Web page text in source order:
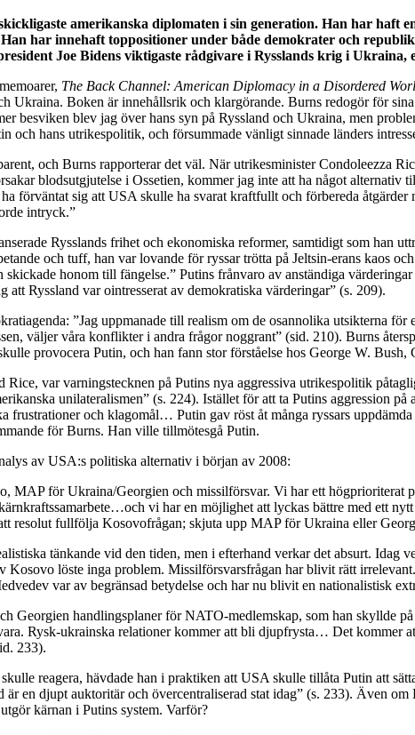
amerikanska diplomaten i sin generation. Han har haft
har innehaft toppositioner under både demokrater och
Joe Bidens viktigaste rådgivare i Rysslands krig i
The Back Channel: American Diplomacy in a Disordered
Ukraina. Boken är innehållsrik och klargörande. Burns redogör för
besviken blev jag över hans syn på Ryssland och Ukraina, men
och hans utrikespolitik, och försummade vänligt sinnade länders
och Burns rapporterar det väl. När utrikesminister Condoleezza
blodsutgjutelse i Ossetien, kommer jag inte att ha något alternativ
förväntat sig att USA skulle ha svarat kraftfullt och förbereda
intryck.”
Rysslands frihet och ekonomiska reformer, samtidigt som han
och tuff, han var lovande för ryssar trötta på Jeltsin-erans kaos
honom till fängelse.” Putins frånvaro av anständiga
att Ryssland var ointresserat av demokratiska värderingar” (s. 209).
”Jag uppmanade till realism om de osannolika utsikterna
väljer våra konflikter i andra frågor noggrant” (sid. 210). Burns
provocera Putin, och han fann stor förståelse hos George W. Bush,
Rice, var varningstecknen på Putins nya aggressiva utrikespolitik
unilateralismen” (s. 224). Istället för att ta Putins aggression
frustrationer och klagomål… Putin gav röst åt många ryssars
för Burns. Han ville tillmötesgå Putin.
av USA:s politiska alternativ i början av 2008:
MAP för Ukraina/Georgien och missilförsvar. Vi har ett högprioriterat
vi har en möjlighet att lyckas bättre med ett
resolut fullfölja Kosovofrågan; skjuta upp MAP för Ukraina eller
tänkande vid den tiden, men i efterhand verkar det absurt. Idag
löste inga problem. Missilförsvarsfrågan har blivit rätt
var av begränsad betydelse och har nu blivit en nationalistisk
Georgien handlingsplaner för NATO-medlemskap, som han skyllde
Rysk-ukrainska relationer kommer att bli djupfrysta… Det
233).
reagera, hävdade han i praktiken att USA skulle tillåta Putin att
är en djupt auktoritär och övercentraliserad stat idag” (s. 233). Även
kärnan i Putins system. Varför?